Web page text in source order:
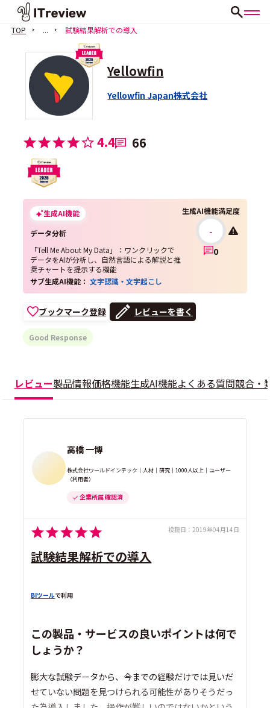
TOP ... 試験結果解析での導入
Yellowfin
Yellowfin Japan株式会社
4.4 66
生成AI機能
データ分析
「Tell Me About My Data」：ワンクリックで
データをAIが分析し、自然言語による解説と推
奨チャートを提示する機能
生成AI機能満足度
-
0
サブ生成AI機能：文字認識・文字起こし
ブックマーク登録 レビューを書く
Good Response
レビュー製品情報価格機能生成AI機能よくある質問競合・
高橋 一博
株式会社ワールドインテック｜人材｜研究｜1000人以上｜ユーザー
（利用者）
企業所属 確認済
投稿日： 2019年04月14日
試験結果解析での導入
BIツールで利用
この製品・サービスの良いポイントは何で
しょうか？
膨大な試験データから、今までの経験だけでは見いだ
せていない問題を見つけられる可能性がありそうだっ